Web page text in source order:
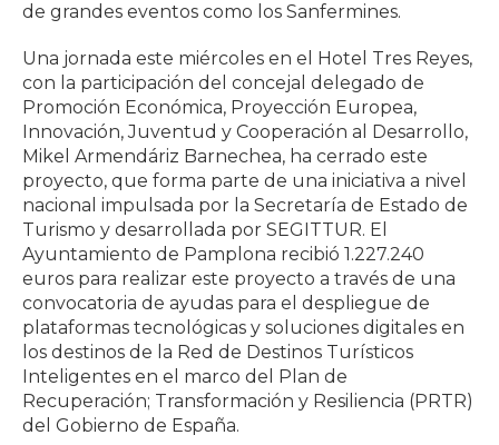
de grandes eventos como los Sanfermines.
Una jornada este miércoles en el Hotel Tres Reyes,
con la participación del concejal delegado de
Promoción Económica, Proyección Europea,
Innovación, Juventud y Cooperación al Desarrollo,
Mikel Armendáriz Barnechea, ha cerrado este
proyecto, que forma parte de una iniciativa a nivel
nacional impulsada por la Secretaría de Estado de
Turismo y desarrollada por SEGITTUR. El
Ayuntamiento de Pamplona recibió 1.227.240
euros para realizar este proyecto a través de una
convocatoria de ayudas para el despliegue de
plataformas tecnológicas y soluciones digitales en
los destinos de la Red de Destinos Turísticos
Inteligentes en el marco del Plan de
Recuperación; Transformación y Resiliencia (PRTR)
del Gobierno de España.